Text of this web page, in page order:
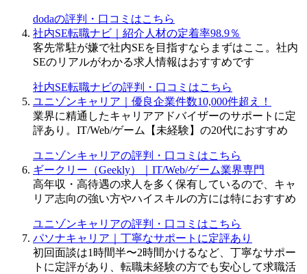
dodaの評判・口コミはこちら
社内SE転職ナビ｜紹介人材の定着率98.9％
客先常駐が嫌で社内SEを目指すならまずはここ。社内
SEのリアルがわかる求人情報はおすすめです
社内SE転職ナビの評判・口コミはこちら
ユニゾンキャリア｜優良企業件数10,000件超え！
業界に精通したキャリアアドバイザーのサポートに定
評あり。IT/Web/ゲーム【未経験】の20代におすすめ
ユニゾンキャリアの評判・口コミはこちら
ギークリー（Geekly）｜IT/Web/ゲーム業界専門
高年収・高待遇の求人を多く保有しているので、キャ
リア志向の強い方やハイスキルの方には特におすすめ
ユニゾンキャリアの評判・口コミはこちら
パソナキャリア｜丁寧なサポートに定評あり
初回面談は1時間半〜2時間かけるなど、丁寧なサポー
トに定評があり、転職未経験の方でも安心して求職活